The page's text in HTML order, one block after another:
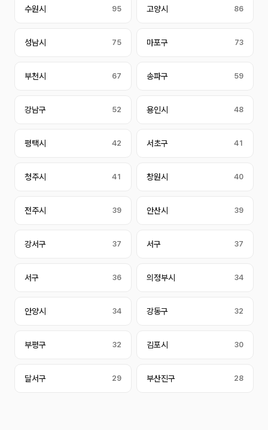
수원시 95 고양시 86
성남시 75 마포구 73
부천시 67 송파구 59
강남구 52 용인시 48
평택시 42 서초구 41
청주시 41 창원시 40
전주시 39 안산시 39
강서구 37 서구 37
서구 36 의정부시 34
안양시 34 강동구 32
부평구 32 김포시 30
달서구 29 부산진구 28